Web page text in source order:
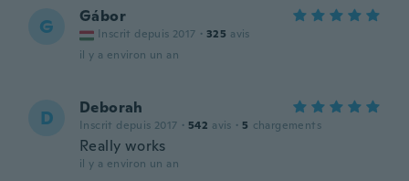
G Gábor
Inscrit depuis 2017 · 325 avis
il y a environ un an
D Deborah
Inscrit depuis 2017 · 542 avis · 5 chargements
Really works
il y a environ un an